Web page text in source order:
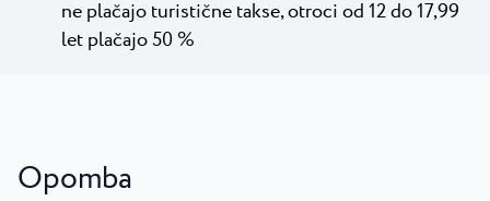
ne plačajo turistične takse, otroci od 12 do 17,99
let plačajo 50 %
Opomba